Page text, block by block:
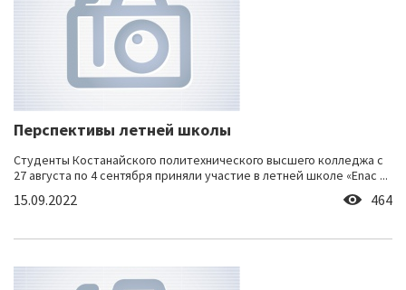
Перспективы летней школы
Студенты Костанайского политехнического высшего колледжа с
27 августа по 4 сентября приняли участие в летней школе «Enac ...
15.09.2022 464